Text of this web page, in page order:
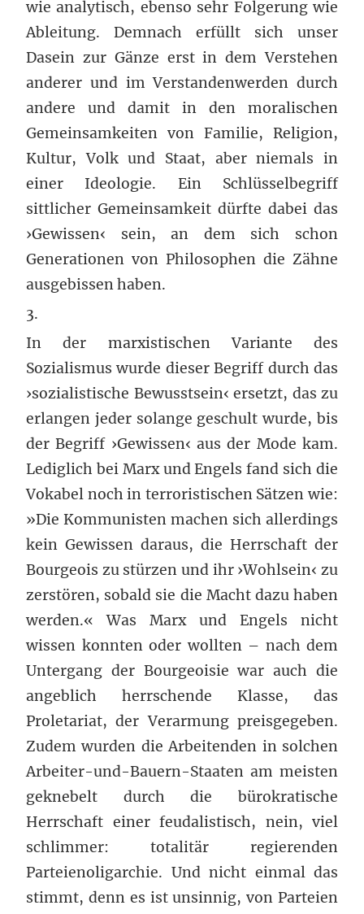
wie analytisch, ebenso sehr Folgerung wie
Ableitung. Demnach erfüllt sich unser
Dasein zur Gänze erst in dem Verstehen
anderer und im Verstandenwerden durch
andere und damit in den moralischen
Gemeinsamkeiten von Familie, Religion,
Kultur, Volk und Staat, aber niemals in
einer Ideologie. Ein Schlüsselbegriff
sittlicher Gemeinsamkeit dürfte dabei das
›Gewissen‹ sein, an dem sich schon
Generationen von Philosophen die Zähne
ausgebissen haben.
3.
In der marxistischen Variante des
Sozialismus wurde dieser Begriff durch das
›sozialistische Bewusstsein‹ ersetzt, das zu
erlangen jeder solange geschult wurde, bis
der Begriff ›Gewissen‹ aus der Mode kam.
Lediglich bei Marx und Engels fand sich die
Vokabel noch in terroristischen Sätzen wie:
»Die Kommunisten machen sich allerdings
kein Gewissen daraus, die Herrschaft der
Bourgeois zu stürzen und ihr ›Wohlsein‹ zu
zerstören, sobald sie die Macht dazu haben
werden.« Was Marx und Engels nicht
wissen konnten oder wollten – nach dem
Untergang der Bourgeoisie war auch die
angeblich herrschende Klasse, das
Proletariat, der Verarmung preisgegeben.
Zudem wurden die Arbeitenden in solchen
Arbeiter-und-Bauern-Staaten am meisten
geknebelt durch die bürokratische
Herrschaft einer feudalistisch, nein, viel
schlimmer: totalitär regierenden
Parteienoligarchie. Und nicht einmal das
stimmt, denn es ist unsinnig, von Parteien